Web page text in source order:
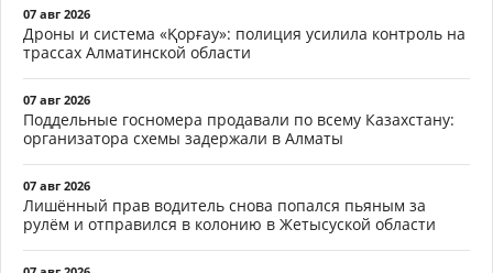
07 авг 2026
Дроны и система «Қорғау»: полиция усилила контроль на
трассах Алматинской области
07 авг 2026
Поддельные госномера продавали по всему Казахстану:
организатора схемы задержали в Алматы
07 авг 2026
Лишённый прав водитель снова попался пьяным за
рулём и отправился в колонию в Жетысуской области